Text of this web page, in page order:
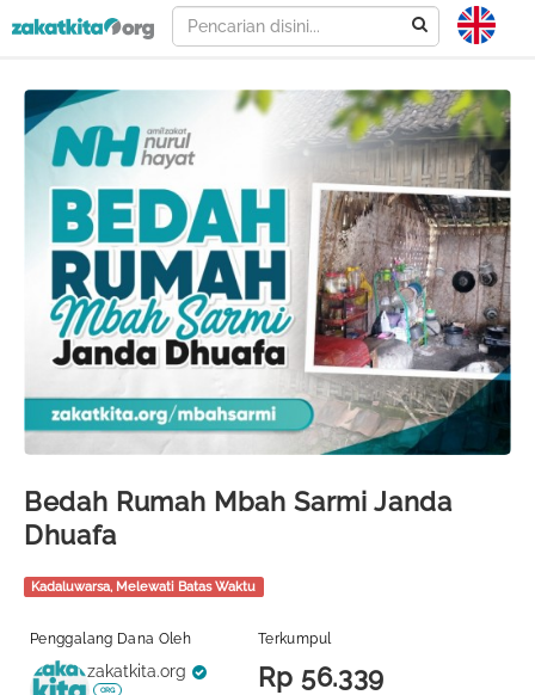
Bedah Rumah Mbah Sarmi Janda
Dhuafa
Kadaluwarsa, Melewati Batas Waktu
Penggalang Dana Oleh
zakatkita.org
ORG
Terkumpul
Rp 56.339